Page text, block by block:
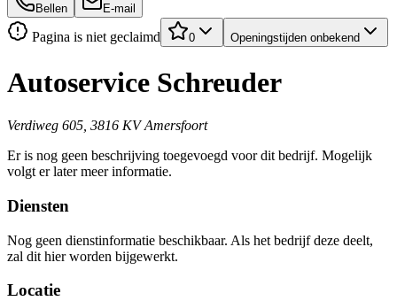
Bellen E-mail
Pagina is niet geclaimd 0 Openingstijden onbekend
Autoservice Schreuder
Verdiweg 605, 3816 KV Amersfoort
Er is nog geen beschrijving toegevoegd voor dit bedrijf. Mogelijk
volgt er later meer informatie.
Diensten
Nog geen dienstinformatie beschikbaar. Als het bedrijf deze deelt,
zal dit hier worden bijgewerkt.
Locatie